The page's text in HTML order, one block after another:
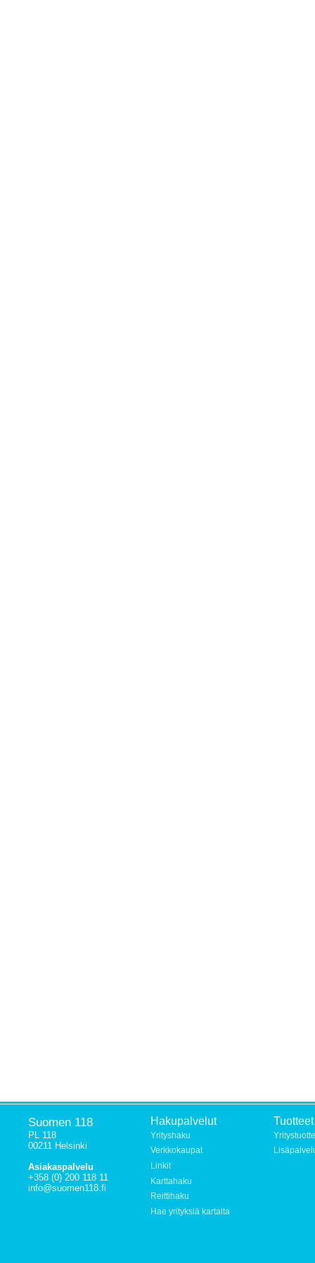
Suomen 118
PL 118
00211 Helsinki
Asiakaspalvelu
+358 (0) 200 118 11
info@suomen118.fi
Hakupalvelut
Yrityshaku
Verkkokaupat
Linkit
Karttahaku
Reittihaku
Hae yrityksiä kartalta